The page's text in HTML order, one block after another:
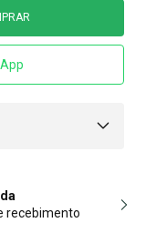
recebimento